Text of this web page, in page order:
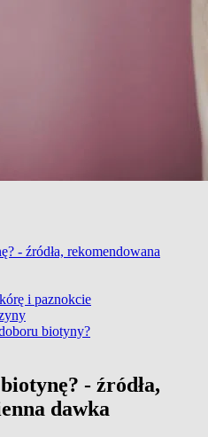
- źródła, rekomendowana
i paznokcie
biotyny?
- źródła,
dawka